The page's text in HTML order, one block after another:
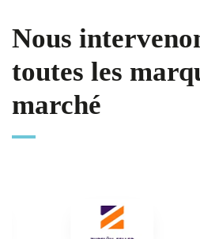
Nous
toutes les
marché